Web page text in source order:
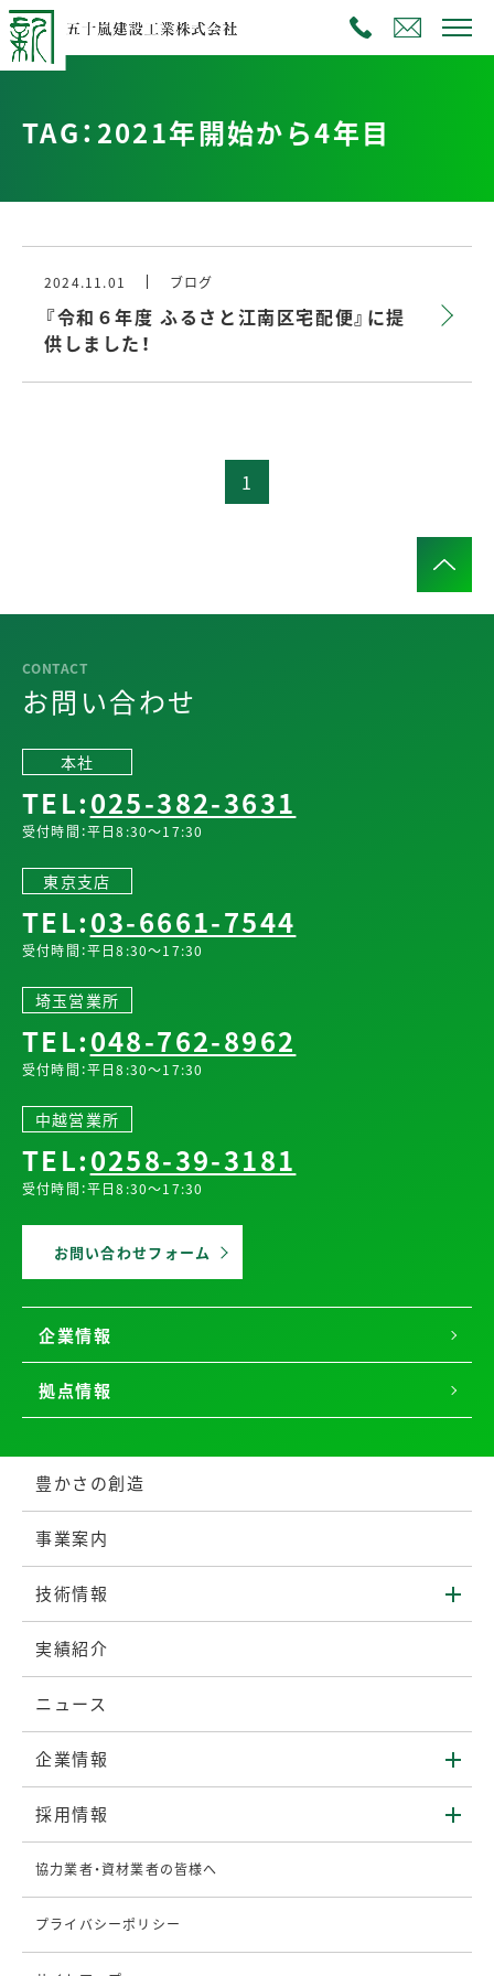
TAG：2021年開始から4年目
2024.11.01 ブログ
『令和６年度 ふるさと江南区宅配便』に提
供しました！
1
お問い合わせ
本社
TEL:025-382-3631
受付時間：平日8:30～17:30
東京支店
TEL:03-6661-7544
受付時間：平日8:30～17:30
埼玉営業所
TEL:048-762-8962
受付時間：平日8:30～17:30
中越営業所
TEL:0258-39-3181
受付時間：平日8:30～17:30
お問い合わせフォーム
企業情報
拠点情報
豊かさの創造
事業案内
技術情報
実績紹介
ニュース
企業情報
採用情報
協力業者・資材業者の皆様へ
プライバシーポリシー